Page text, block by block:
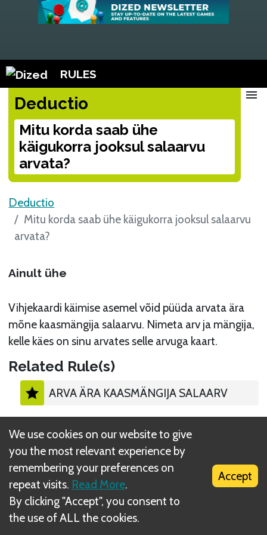
RULES
Deductio
Mitu korda saab ühe
käigukorra jooksul salaarvu
arvata?
menu
Deductio
Mitu korda saab ühe käigukorra jooksul salaarvu
arvata?
Ainult ühe
Vihjekaardi käimise asemel võid püüda arvata ära
mõne kaasmängija salaarvu. Nimeta arv ja mängija,
kelle käes on sinu arvates selle arvuga kaart.
Related Rule(s)
ARVA ÄRA KAASMÄNGIJA SALAARV
What is DIZED Rules?
We use cookies on our website to give
you the most relevant experience by
remembering your preferences on
repeat visits. Read More.
By clicking "Accept", you consent to
the use of ALL the cookies.
Accept